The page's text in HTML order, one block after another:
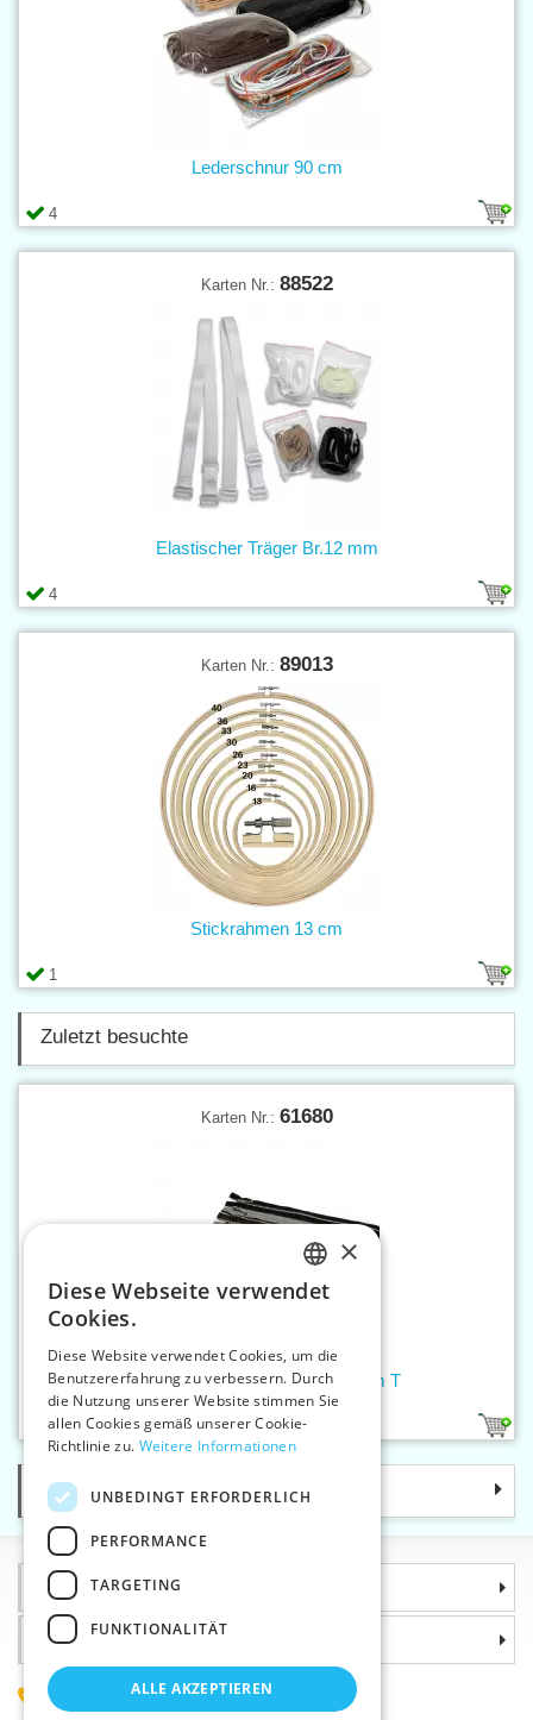
4
Lederschnur 90 cm
Karten Nr.: 88522
4
Elastischer Träger Br.12 mm
Karten Nr.: 89013
1
Stickrahmen 13 cm
Zuletzt besuchte
Karten Nr.: 61680
12
Reißverschlüsse P4MsNi 80 cm T
Kategorie
Informationen
Warum sollten Sie gerade uns wählen?
(+420) 585 051 217
CZECH
ENGLISH
×
Diese Webseite verwendet
Cookies.
Diese Website verwendet Cookies, um die
Benutzererfahrung zu verbessern. Durch
die Nutzung unserer Website stimmen Sie
allen Cookies gemäß unserer Cookie-
Richtlinie zu. Weitere Informationen
UNBEDINGT ERFORDERLICH
PERFORMANCE
TARGETING
FUNKTIONALITÄT
ALLE AKZEPTIEREN